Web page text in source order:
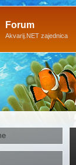
Forum
Akvarij.NET zajednica